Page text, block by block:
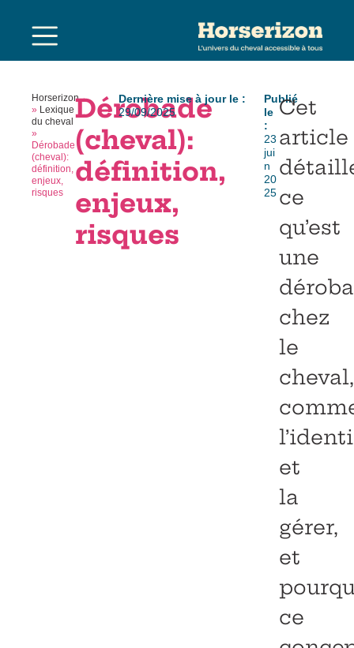
Horserizon
» Lexique
du cheval
»
Dérobade
(cheval):
définition,
enjeux,
risques
Dérobade
(cheval):
définition,
enjeux,
risques
Dernière mise à jour le :
29/09/2025
Publié
le
:
23
jui
n
20
25
Cet
article
ce
qu’est
une
chez
le
cheval,
et
la
gérer,
et
ce